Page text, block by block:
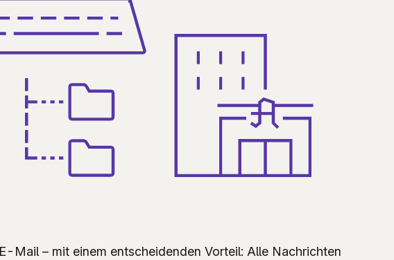
Mail – mit einem entscheidenden Vorteil: Alle Nachrichten